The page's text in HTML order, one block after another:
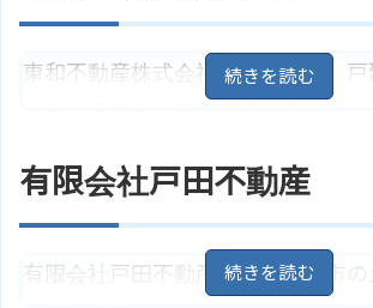
暮らしの提案も行っています。
千葉県鴨川市東町
分
ホームページ
こちら
東和不動産株式会社では、土地、戸
却するのが良いのか、売却の場合の
に合わせて最良プランを提案、査
す。田舎暮らしに関する相談も可能
有限会社戸田不動産
有限会社戸田不動産では、鴨川市の